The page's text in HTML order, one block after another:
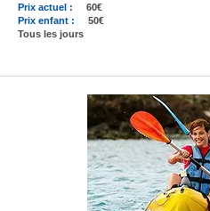
Prix actuel :
60€
Prix enfant :
50€
Tous les jours